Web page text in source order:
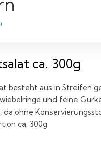
ca. 300g
besteht aus in Streifen
und feine
ohne
ca. 300g